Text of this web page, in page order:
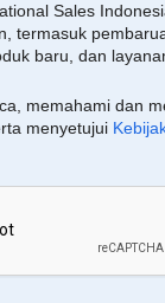
Sales
termasuk
baru, dan
memahami dan
menyetujui